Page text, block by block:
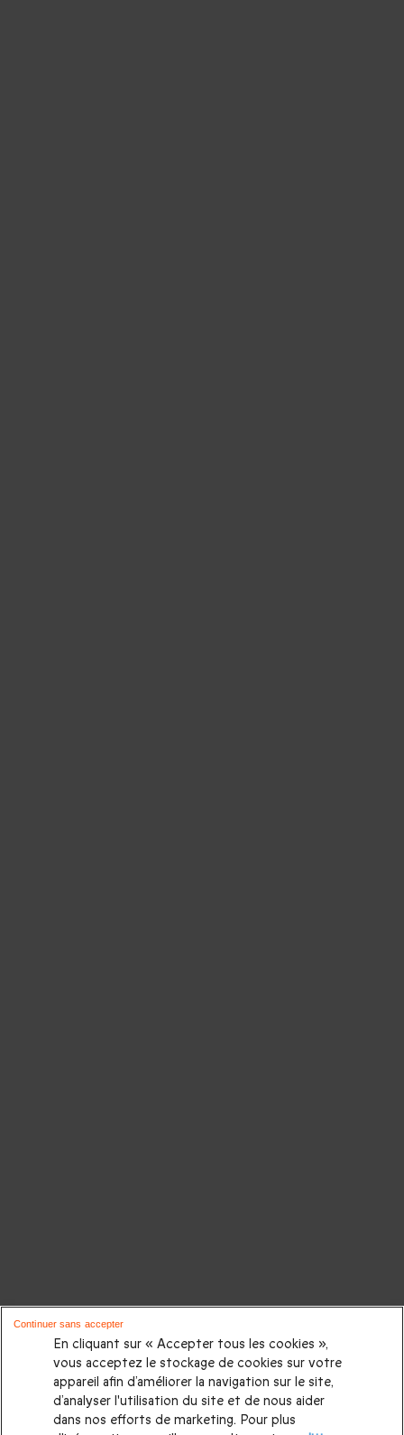
En cliquant sur « Accepter tous les cookies »,
vous acceptez le stockage de cookies sur votre
appareil afin d’améliorer la navigation sur le site,
d’analyser l'utilisation du site et de nous aider
dans nos efforts de marketing. Pour plus
Continuer sans accepter